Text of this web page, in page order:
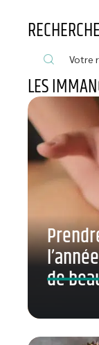
RECHERCHE
LES
de